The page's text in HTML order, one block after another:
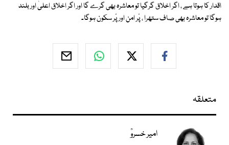
اقدار کا ہوتا ہے ، اگر اخلاق گرگیا تو معاشرہ بھی گرے گا اور اگر اخلاق اعلیٰ اور بلند
ہوگا تو معاشرہ بھی صاف ستھرا ، پْر امن اور پْر سکون ہوگا۔
متعلقہ
امیر خسروؒ